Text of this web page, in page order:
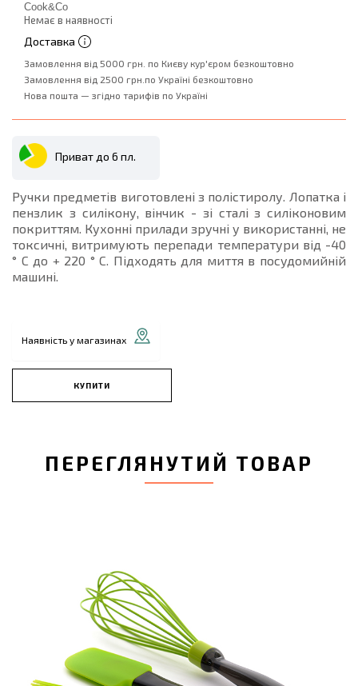
Cook&Co
Немає в наявності
Доставка
Замовлення від 5000 грн. по Києву кур'єром безкоштовно
Замовлення від 2500 грн.по Україні безкоштовно
Нова пошта — згідно тарифів по Україні
Приват до 6 пл.
Ручки предметів виготовлені з полістиролу. Лопатка і
пензлик з силікону, вінчик - зі сталі з силіконовим
покриттям. Кухонні прилади зручні у використанні, не
токсичні, витримують перепади температури від -40
° С до + 220 ° С. Підходять для миття в посудомийній
машині.
Наявність у магазинах
КУПИТИ
ПЕРЕГЛЯНУТИЙ ТОВАР